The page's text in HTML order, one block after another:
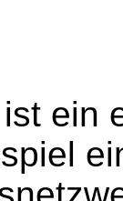
ein